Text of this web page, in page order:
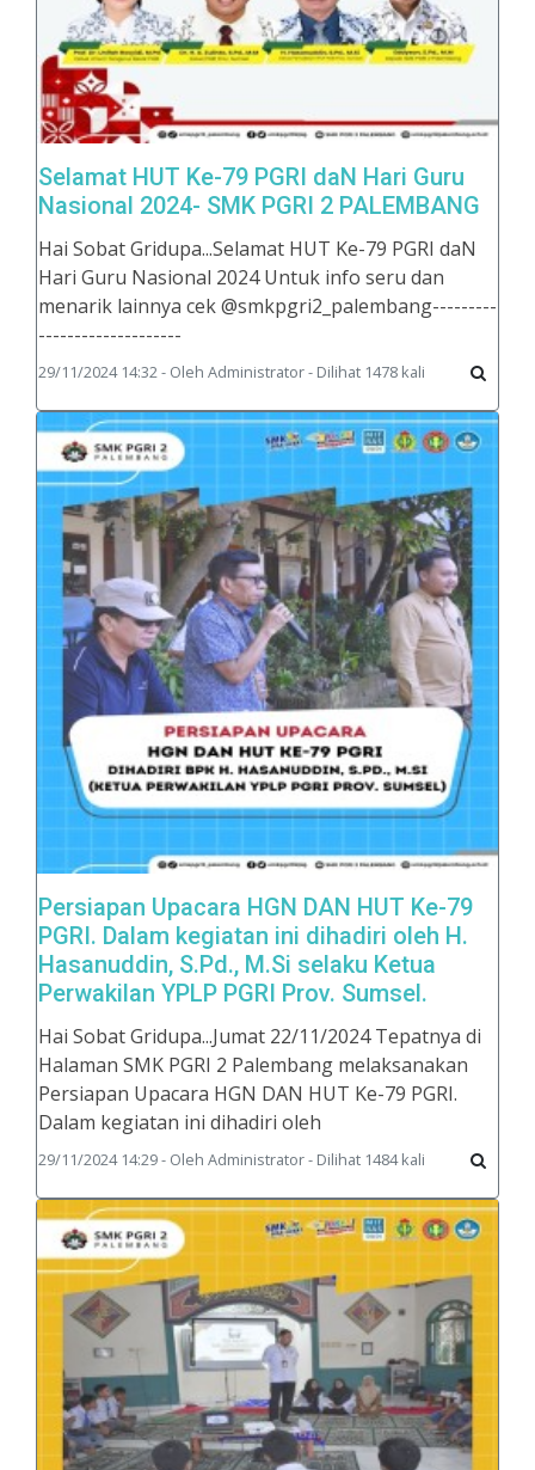
Selamat HUT Ke-79 PGRI daN Hari Guru
Nasional 2024- SMK PGRI 2 PALEMBANG
Hai Sobat Gridupa...Selamat HUT Ke-79 PGRI daN
Hari Guru Nasional 2024 Untuk info seru dan
menarik lainnya cek @smkpgri2_palembang---------
--------------------
29/11/2024 14:32 - Oleh Administrator - Dilihat 1478 kali
Persiapan Upacara HGN DAN HUT Ke-79
PGRI. Dalam kegiatan ini dihadiri oleh H.
Hasanuddin, S.Pd., M.Si selaku Ketua
Perwakilan YPLP PGRI Prov. Sumsel.
Hai Sobat Gridupa...Jumat 22/11/2024 Tepatnya di
Halaman SMK PGRI 2 Palembang melaksanakan
Persiapan Upacara HGN DAN HUT Ke-79 PGRI.
Dalam kegiatan ini dihadiri oleh
29/11/2024 14:29 - Oleh Administrator - Dilihat 1484 kali